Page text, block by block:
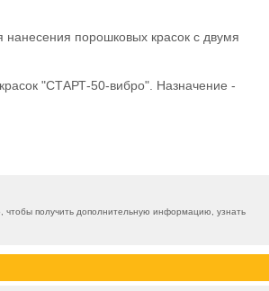
порошковых красок с двумя
"СТАРТ-50-вибро". Назначение -
получить дополнительную информацию, узнать